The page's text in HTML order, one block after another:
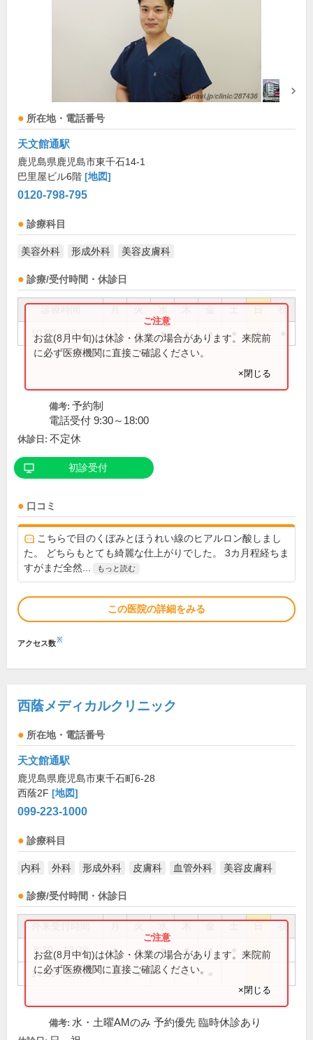
所在地・電話番号
天文館通駅
鹿児島県鹿児島市東千石14-1
巴里屋ビル6階 [地図]
0120-798-795
診療科目
美容外科 形成外科 美容皮膚科
診療/受付時間・休診日
祝
10:00～18:00 ● ● ● ● ● ●
お盆(8月中旬)は休診・休業の場合があります。来院前
に必ず医療機関に直接ご確認ください。
×閉じる
備考: 予約制
電話受付 9:30～18:00
休診日: 不定休
初診受付
口コミ
こちらで目のくぼみとほうれい線のヒアルロン酸しまし
た。 どちらもとても綺麗な仕上がりでした。 3カ月程経ちま
すがまだ全然...
もっと読む
この医院の詳細をみる
アクセス数※
西蔭メディカルクリニック
所在地・電話番号
天文館通駅
鹿児島県鹿児島市東千石町6-28
西蔭2F [地図]
099-223-1000
診療科目
内科 外科 形成外科 皮膚科 血管外科 美容皮膚科
診療/受付時間・休診日
祝
8:30～12:30 ● ● ● ● ●
14:00～18:00 ● ● ●
お盆(8月中旬)は休診・休業の場合があります。来院前
に必ず医療機関に直接ご確認ください。
×閉じる
備考: 水・土曜AMのみ 予約優先 臨時休診あり